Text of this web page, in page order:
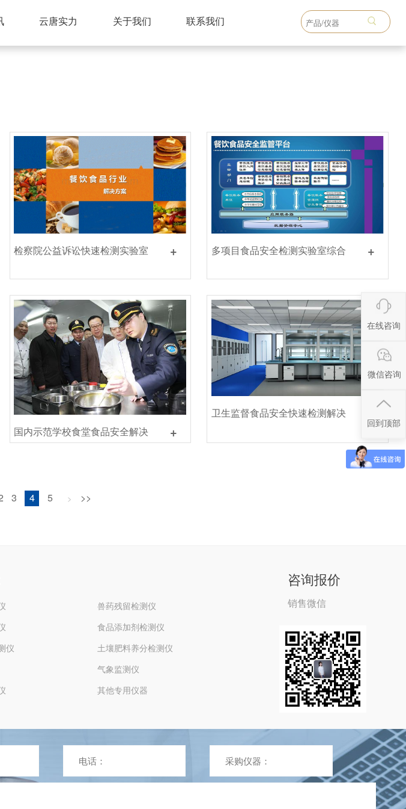
云唐实力 关于我们 联系我们
检察院公益诉讼快速检测实验室
建设方案...
+ 多项目食品安全检测实验室综合
配置方案...
+
国内示范学校食堂食品安全解决 +
卫生监督食品安全快速检测解决
方案...
3 4 5 > >>
兽药残留检测仪
食品添加剂检测仪
仪
土壤肥料养分检测仪
气象监测仪
其他专用仪器
咨询报价
销售微信
在线咨询
微信咨询
回到顶部